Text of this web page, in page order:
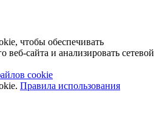
чтобы обеспечивать
веб-сайта и анализировать сетевой
cookie
Правила использования